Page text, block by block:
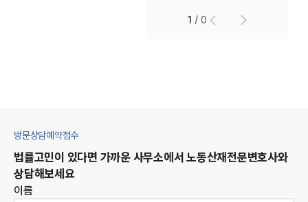
1 /0
방문상담예약접수
법률고민이 있다면 가까운 사무소에서 노동산재전문변호사와
상담해보세요
이름